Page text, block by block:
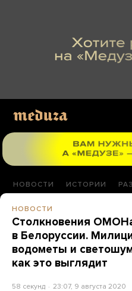
НОВОСТИ ИСТОРИИ
НОВОСТИ
Столкновения
в Белоруссии.
водометы и
как это выглядит
58 секунд 23:07, 9 августа 2020